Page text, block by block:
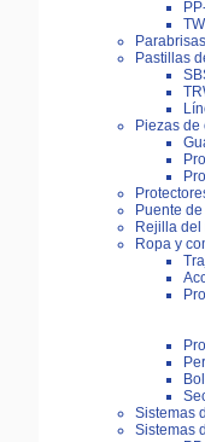
Parabrisas
Pastillas
Piezas de
Puente
Rejilla
Ropa y
Sistemas
Sistemas